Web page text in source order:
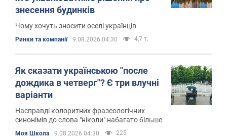
знесення будинків
Чому хочуть зносити оселі українців
Ринки та компанії 9.08.2026 04:30 4,7 т.
Як сказати українською "после
дождика в четверг"? Є три влучні
варіанти
Насправді колоритних фразеологічних
синонімів до слова "ніколи" набагато більше
Моя Школа 9.08.2026 04:30 225